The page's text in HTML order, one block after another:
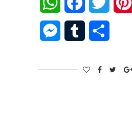
WhatsAppFacebookTwitter
Messenger
Tumblr